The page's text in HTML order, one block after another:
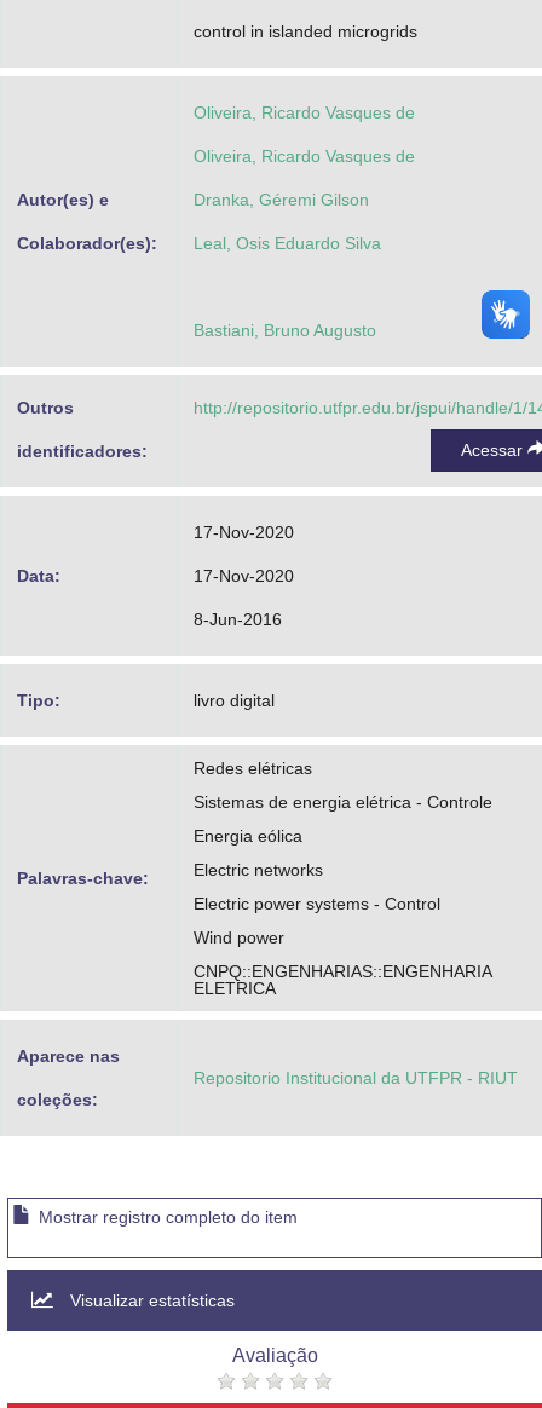
control in islanded microgrids
Autor(es) e
Colaborador(es):
Oliveira, Ricardo Vasques de
Oliveira, Ricardo Vasques de
Dranka, Géremi Gilson
Leal, Osis Eduardo Silva
Bastiani, Bruno Augusto
Outros
identificadores:
http://repositorio.utfpr.edu.br/jspui/handle/1/
Acessar
Data:
17-Nov-2020
17-Nov-2020
8-Jun-2016
Tipo: livro digital
Palavras-chave:
Redes elétricas
Sistemas de energia elétrica - Controle
Energia eólica
Electric networks
Electric power systems - Control
Wind power
CNPQ::ENGENHARIAS::ENGENHARIA
ELETRICA
Aparece nas
coleções:
Repositorio Institucional da UTFPR - RIUT
Mostrar registro completo do item
Visualizar estatísticas
Avaliação